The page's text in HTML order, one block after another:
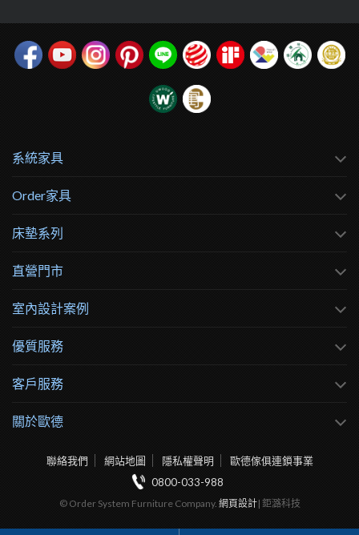
系統家具
Order家具
床墊系列
直營門市
室內設計案例
優質服務
客戶服務
關於歐德
聯絡我們 網站地圖 隱私權聲明
歐德傢俱連鎖事業
0800-033-988
© Order System Furniture Company.網頁設計| 鉅潞科技